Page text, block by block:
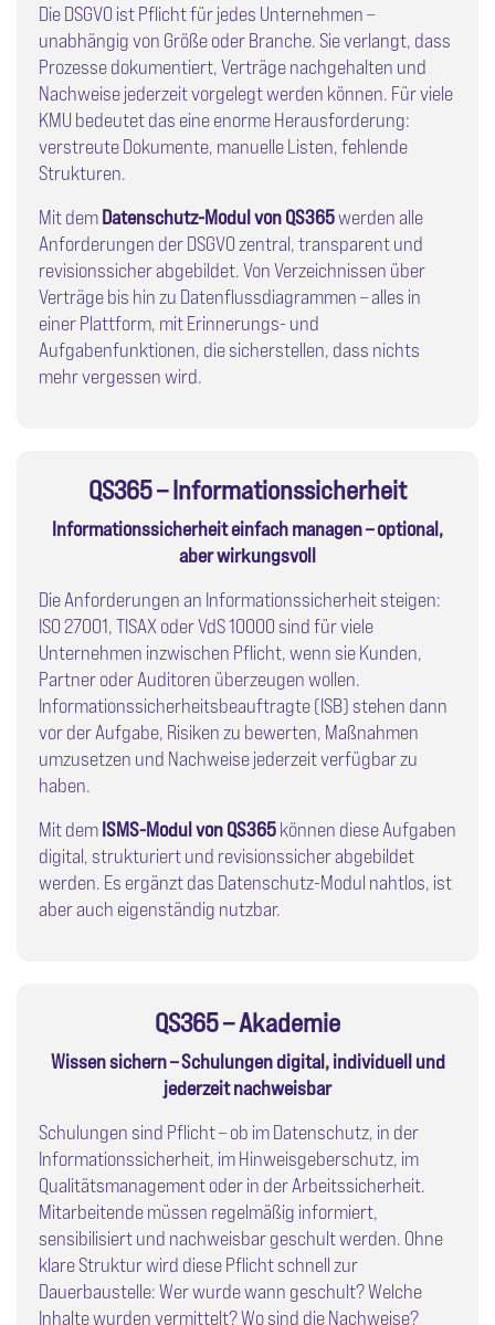
Die DSGVO ist Pflicht für jedes Unternehmen –
unabhängig von Größe oder Branche. Sie verlangt, dass
Prozesse dokumentiert, Verträge nachgehalten und
Nachweise jederzeit vorgelegt werden können. Für viele
KMU bedeutet das eine enorme Herausforderung:
verstreute Dokumente, manuelle Listen, fehlende
Strukturen.
Mit demDatenschutz-Modul von QS365werden alle
Anforderungen der DSGVO zentral, transparent und
revisionssicher abgebildet. Von Verzeichnissen über
Verträge bis hin zu Datenflussdiagrammen – alles in
einer Plattform, mit Erinnerungs- und
Aufgabenfunktionen, die sicherstellen, dass nichts
mehr vergessen wird.
QS365 – Informationssicherheit
Informationssicherheit einfach managen – optional,
aber wirkungsvoll
Die Anforderungen an Informationssicherheit steigen:
ISO 27001, TISAX oder VdS 10000 sind für viele
Unternehmen inzwischen Pflicht, wenn sie Kunden,
Partner oder Auditoren überzeugen wollen.
Informationssicherheitsbeauftragte (ISB) stehen dann
vor der Aufgabe, Risiken zu bewerten, Maßnahmen
umzusetzen und Nachweise jederzeit verfügbar zu
haben.
Mit demISMS-Modul von QS365können diese Aufgaben
digital, strukturiert und revisionssicher abgebildet
werden. Es ergänzt das Datenschutz-Modul nahtlos, ist
aber auch eigenständig nutzbar.
QS365 – Akademie
Wissen sichern – Schulungen digital, individuell und
jederzeit nachweisbar
Schulungen sind Pflicht – ob im Datenschutz, in der
Informationssicherheit, im Hinweisgeberschutz, im
Qualitätsmanagement oder in der Arbeitssicherheit.
Mitarbeitende müssen regelmäßig informiert,
sensibilisiert und nachweisbar geschult werden. Ohne
klare Struktur wird diese Pflicht schnell zur
Dauerbaustelle: Wer wurde wann geschult? Welche
Inhalte wurden vermittelt? Wo sind die Nachweise?